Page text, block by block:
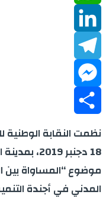
WhatsApp
LinkedIn
Telegram
Messenger
Share
نظمت النقابة الوطنية
18 دجنبر
موضوع “المساواة بين
المدني في أجندة التنمية